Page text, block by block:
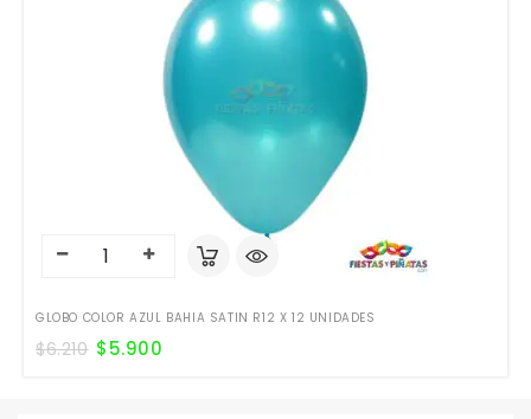
GLOBO COLOR AZUL BAHIA SATIN R12 X 12 UNIDADES
$6.210 $5.900